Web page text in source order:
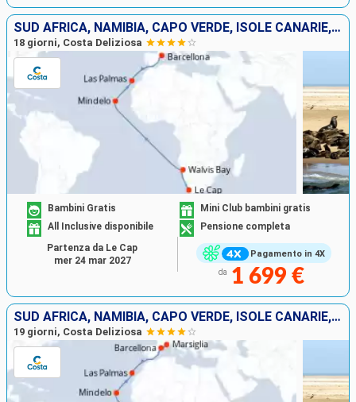
SUD AFRICA, NAMIBIA, CAPO VERDE, ISOLE CANARIE, SPAGNA
18 giorni, Costa Deliziosa
Pagamento in 4X
Bambini Gratis
Mini Club bambini gratis
All Inclusive disponibile
Pensione completa
da 1 699 €
Partenza da Le Cap
mer 24 mar 2027
SUD AFRICA, NAMIBIA, CAPO VERDE, ISOLE CANARIE, SPAGNA, FRANCIA
19 giorni, Costa Deliziosa